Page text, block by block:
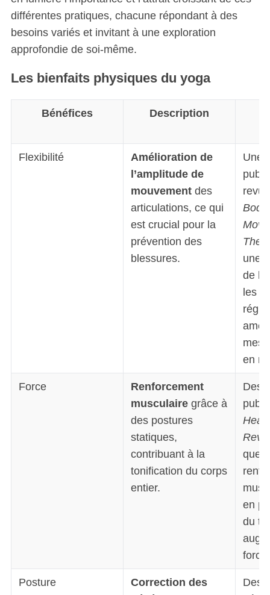
différentes pratiques, chacune répondant à des
besoins variés et invitant à une exploration
approfondie de soi-même.
Les bienfaits physiques du yoga
Bénéfices Description
Flexibilité
Amélioration de
l’amplitude de
mouvementdes
articulations, ce qui
est crucial pour la
prévention des
blessures.
Une
une
de la
les
en
Force
Renforcement
musculairegrâce à
des postures
statiques,
contribuant à la
tonification du corps
entier.
Des
que
en
du
force
Posture
Correction des
Des